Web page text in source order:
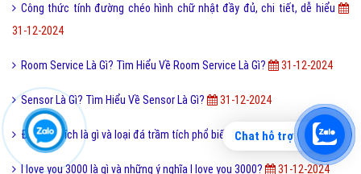
Công thức tính đường chéo hình chữ nhật đầy đủ, chi tiết, dễ hiểu
31-12-2024
Room Service Là Gì? Tìm Hiểu Về Room Service Là Gì? 31-12-2024
Sensor Là Gì? Tìm Hiểu Về Sensor Là Gì? 31-12-2024
Đá trầm tích là gì và loại đá trầm tích phổ biến hiện nay? 31-12-2024
I love you 3000 là gì và những ý nghĩa I love you 3000? 31-12-2024
Chat hỗ trợ